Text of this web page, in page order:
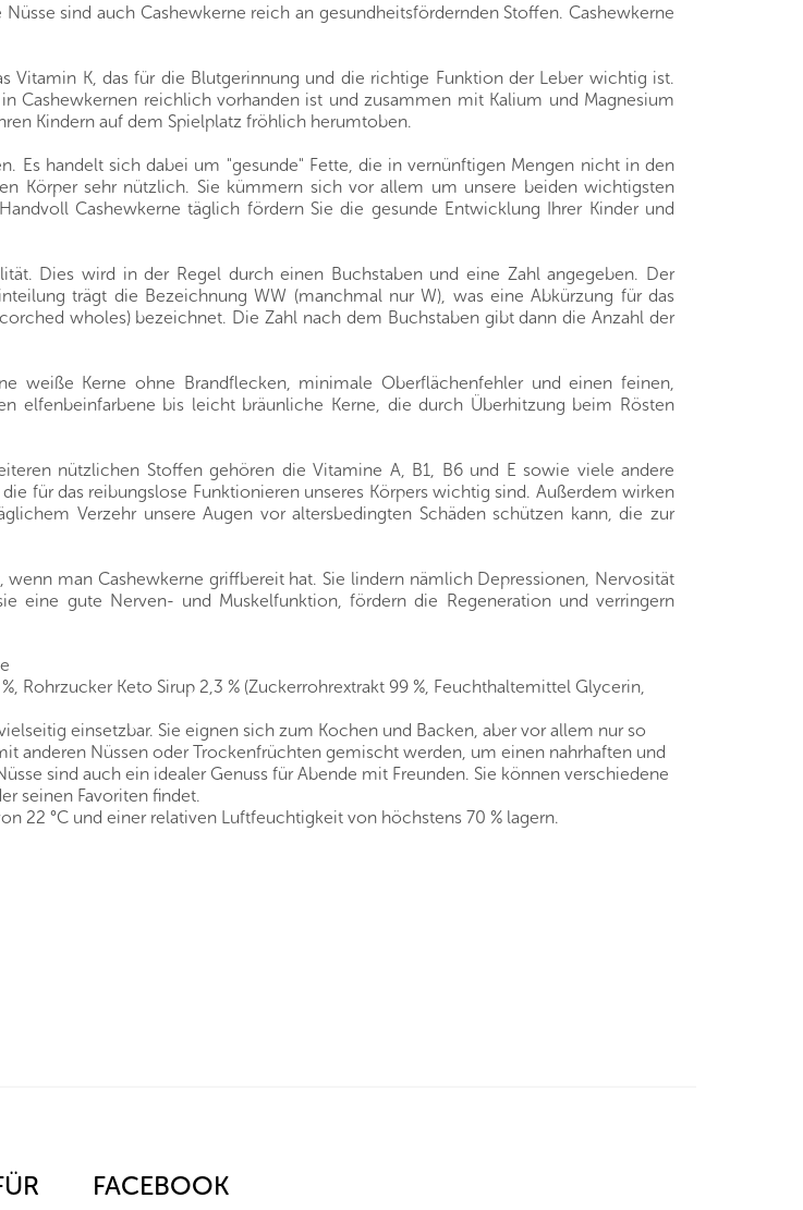
sind auch Cashewkerne reich an gesundheitsfördernden Stoffen. Cashewkerne
Vitamin K, das für die Blutgerinnung und die richtige Funktion der Leber wichtig ist.
Cashewkernen reichlich vorhanden ist und zusammen mit Kalium und Magnesium
Kindern auf dem Spielplatz fröhlich herumtoben.
Es handelt sich dabei um "gesunde" Fette, die in vernünftigen Mengen nicht in den
Körper sehr nützlich. Sie kümmern sich vor allem um unsere beiden wichtigsten
Cashewkerne täglich fördern Sie die gesunde Entwicklung Ihrer Kinder und
Dies wird in der Regel durch einen Buchstaben und eine Zahl angegeben. Der
trägt die Bezeichnung WW (manchmal nur W), was eine Abkürzung für das
wholes) bezeichnet. Die Zahl nach dem Buchstaben gibt dann die Anzahl der
weiße Kerne ohne Brandflecken, minimale Oberflächenfehler und einen feinen,
elfenbeinfarbene bis leicht bräunliche Kerne, die durch Überhitzung beim Rösten
nützlichen Stoffen gehören die Vitamine A, B1, B6 und E sowie viele andere
für das reibungslose Funktionieren unseres Körpers wichtig sind. Außerdem wirken
Verzehr unsere Augen vor altersbedingten Schäden schützen kann, die zur
man Cashewkerne griffbereit hat. Sie lindern nämlich Depressionen, Nervosität
eine gute Nerven- und Muskelfunktion, fördern die Regeneration und verringern
%, Rohrzucker Keto Sirup 2,3 % (Zuckerrohrextrakt 99 %, Feuchthaltemittel Glycerin,
einsetzbar. Sie eignen sich zum Kochen und Backen, aber vor allem nur so
anderen Nüssen oder Trockenfrüchten gemischt werden, um einen nahrhaften und
sind auch ein idealer Genuss für Abende mit Freunden. Sie können verschiedene
seinen Favoriten findet.
22 °C und einer relativen Luftfeuchtigkeit von höchstens 70 % lagern.
FACEBOOK